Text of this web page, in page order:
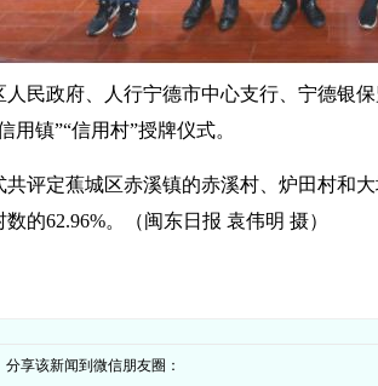
人民政府、人行宁德市中心支行、宁德银
用镇”“信用村”授牌仪式。
共评定蕉城区赤溪镇的赤溪村、炉田村和
的62.96%。（闽东日报 袁伟明 摄）
分享该新闻到微信朋友圈：